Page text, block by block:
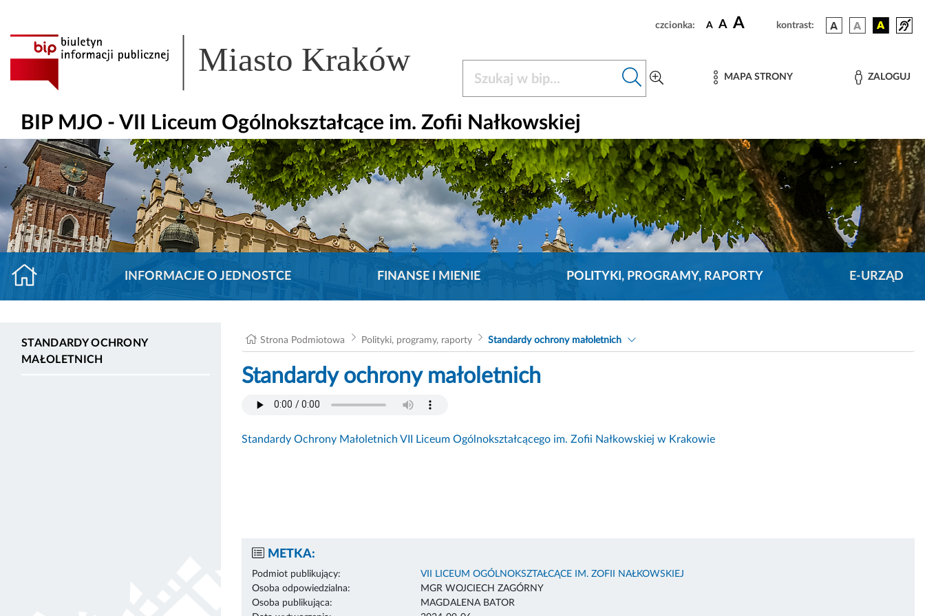
czcionka: A A A kontrast:
Miasto Kraków MAPA STRONY ZALOGUJ
BIP MJO - VII Liceum Ogólnokształcące im. Zofii Nałkowskiej
INFORMACJE O JEDNOSTCE FINANSE I MIENIE POLITYKI, PROGRAMY, RAPORTY E-URZĄD
STANDARDY OCHRONY
MAŁOLETNICH
Strona Podmiotowa Polityki, programy, raporty Standardy ochrony małoletnich
Standardy ochrony małoletnich
Standardy Ochrony Małoletnich VII Liceum Ogólnokształcącego im. Zofii Nałkowskiej w Krakowie
METKA:
Podmiot publikujący:
VII LICEUM OGÓLNOKSZTAŁCĄCE IM. ZOFII NAŁKOWSKIEJ
Osoba odpowiedzialna:
MGR WOJCIECH ZAGÓRNY
Osoba publikująca:
MAGDALENA BATOR